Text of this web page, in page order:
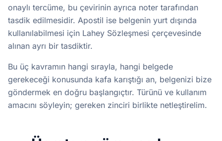
onaylı tercüme, bu çevirinin ayrıca noter tarafından
tasdik edilmesidir. Apostil ise belgenin yurt dışında
kullanılabilmesi için Lahey Sözleşmesi çerçevesinde
alınan ayrı bir tasdiktir.
Bu üç kavramın hangi sırayla, hangi belgede
gerekeceği konusunda kafa karıştığı an, belgenizi bize
göndermek en doğru başlangıçtır. Türünü ve kullanım
amacını söyleyin; gereken zinciri birlikte netleştirelim.